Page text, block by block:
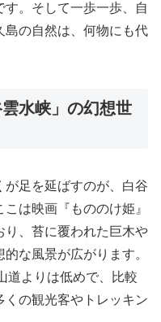
。そして一歩一歩、自
島の自然は、何物にも代
水峡」の幻想世
足を延ばすのが、白谷
は映画『もののけ姫』
り、苔に覆われた巨木や
な風景が広がります。
道よりは低めで、比較
くの観光客やトレッキン